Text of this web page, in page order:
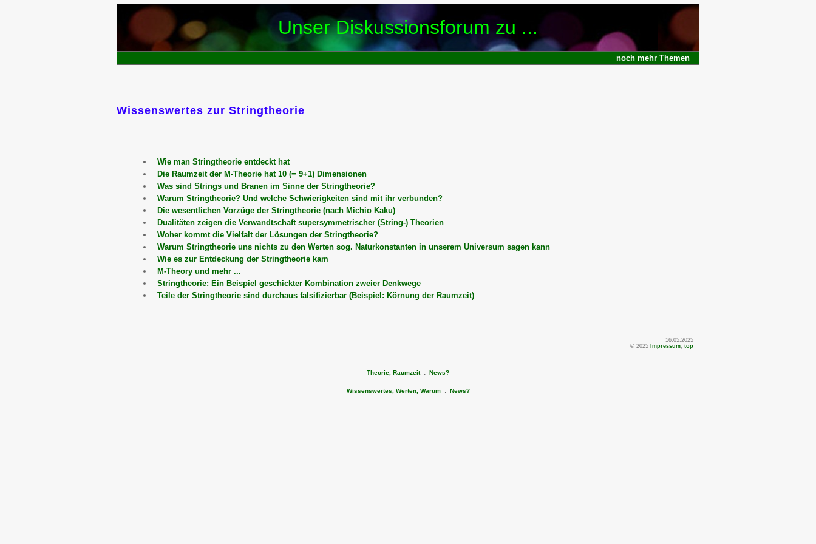
Unser Diskussionsforum zu ...
noch mehr Themen
Wissenswertes zur Stringtheorie
Wie man Stringtheorie entdeckt hat
Die Raumzeit der M-Theorie hat 10 (= 9+1) Dimensionen
Was sind Strings und Branen im Sinne der Stringtheorie?
Warum Stringtheorie? Und welche Schwierigkeiten sind mit ihr verbunden?
Die wesentlichen Vorzüge der Stringtheorie (nach Michio Kaku)
Dualitäten zeigen die Verwandtschaft supersymmetrischer (String-) Theorien
Woher kommt die Vielfalt der Lösungen der Stringtheorie?
Warum Stringtheorie uns nichts zu den Werten sog. Naturkonstanten in unserem Universum sagen kann
Wie es zur Entdeckung der Stringtheorie kam
M-Theory und mehr ...
Stringtheorie: Ein Beispiel geschickter Kombination zweier Denkwege
Teile der Stringtheorie sind durchaus falsifizierbar (Beispiel: Körnung der Raumzeit)
16.05.2025
© 2025 Impressum, top
Theorie, Raumzeit: News?
Wissenswertes, Werten, Warum: News?